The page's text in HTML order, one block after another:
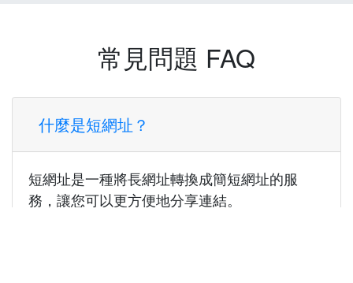
常見問題 FAQ
什麼是短網址？
短網址是一種將長網址轉換成簡短網址的服
務，讓您可以更方便地分享連結。